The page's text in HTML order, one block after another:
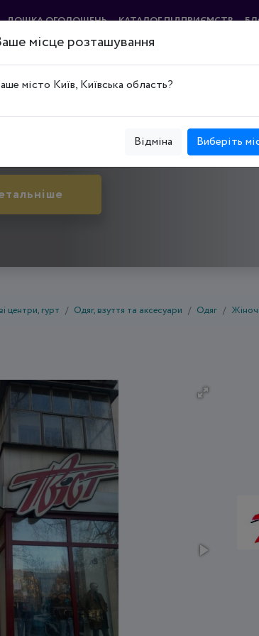
ДОШКА ОГОЛОШЕНЬ КАТАЛОГ ПІДПРИЄМСТВ
Ріг, Металургійний р-н, просп.
центри, гурт Одяг, взуття та аксесуари Одяг
місце розташування
місто Київ, Київська область?
Відміна Виберіть